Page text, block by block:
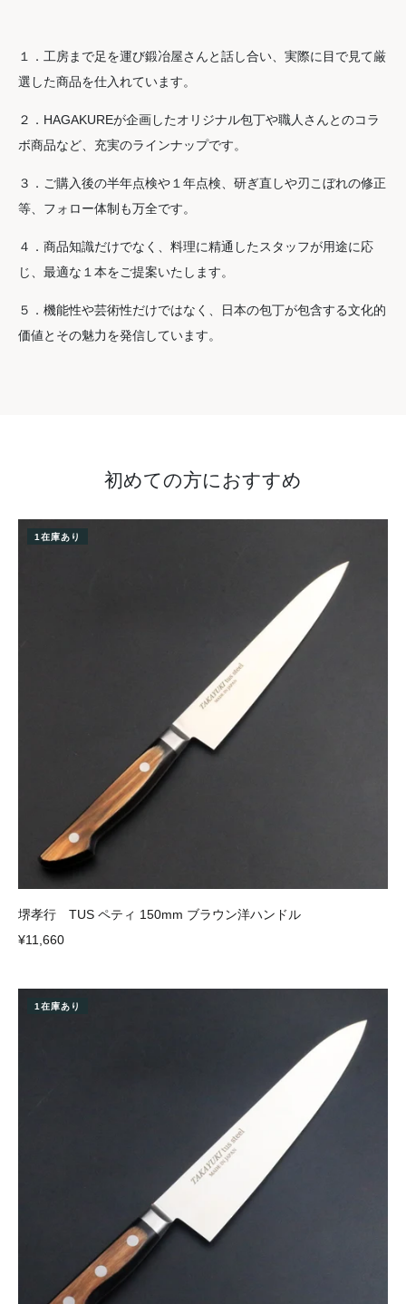
１．工房まで足を運び鍛冶屋さんと話し合い、実際に目で見て厳
選した商品を仕入れています。
２．HAGAKUREが企画したオリジナル包丁や職人さんとのコラ
ボ商品など、充実のラインナップです。
３．ご購入後の半年点検や１年点検、研ぎ直しや刃こぼれの修正
等、フォロー体制も万全です。
４．商品知識だけでなく、料理に精通したスタッフが用途に応
じ、最適な１本をご提案いたします。
５．機能性や芸術性だけではなく、日本の包丁が包含する文化的
価値とその魅力を発信しています。
初めての方におすすめ
1在庫あり
堺孝行 TUS ペティ 150mm ブラウン洋ハンドル
¥11,660
1在庫あり